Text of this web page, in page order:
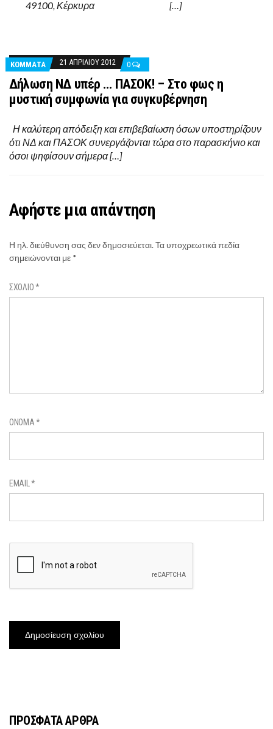
49100, Κέρκυρα […]
ΚΌΜΜΑΤΑ 21 ΑΠΡΙΛΊΟΥ 2012 0
Δήλωση ΝΔ υπέρ … ΠΑΣΟΚ! – Στο φως η
μυστική συμφωνία για συγκυβέρνηση
Η καλύτερη απόδειξη και επιβεβαίωση όσων υποστηρίζουν
ότι ΝΔ και ΠΑΣΟΚ συνεργάζονται τώρα στο παρασκήνιο και
όσοι ψηφίσουν σήμερα […]
Αφήστε μια απάντηση
Η ηλ. διεύθυνση σας δεν δημοσιεύεται.Τα υποχρεωτικά πεδία
σημειώνονται με *
ΣΧΌΛΙΟ*
ΌΝΟΜΑ*
EMAIL*
ΠΡΟΣΦΑΤΑ ΑΡΘΡΑ